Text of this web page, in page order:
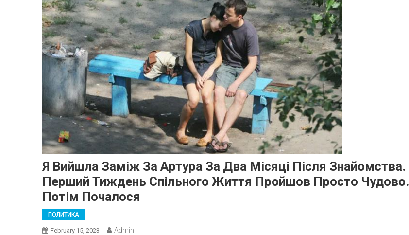
Я Вийшла Заміж За Артура За Два Місяці Після Знайомства.
Перший Тиждень Спільного Життя Пройшов Просто Чудово.
Потім Почалося
ПОЛИТИКА
February 15, 2023 Admin